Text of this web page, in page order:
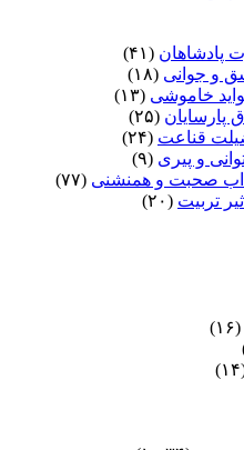
پادشاهان (۴۱)
و جوانى (۱۸)
خاموشى (۱۳)
پارسایان (۲۵)
قناعت (۲۴)
و پیرى (۹)
صحبت و همنشنى (۷۷)
تربیت (۲۰)
(۱۶)